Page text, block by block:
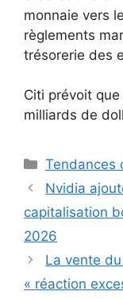
monnaie vers
règlements
trésorerie des
Citi prévoit
milliards de
Catégories
Tendances
Nvidia
capitalisation
2026
La vente
« réaction